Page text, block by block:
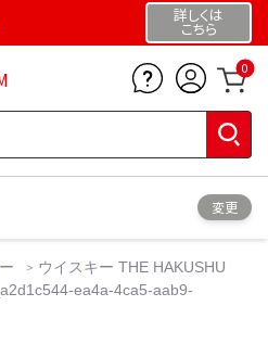
詳しくは
こちら
0
変更
ウイスキー THE HAKUSHU
ea4a-4ca5-aab9-